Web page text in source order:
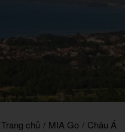
Trang chủ / MIA Go / Châu Á